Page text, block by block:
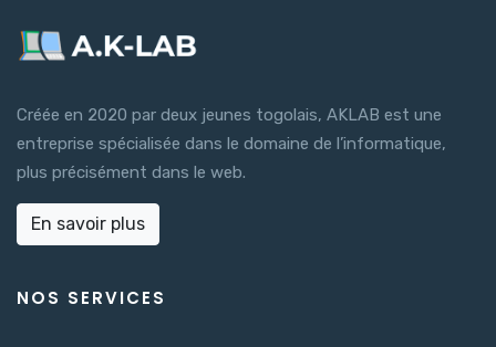
Créée en 2020 par deux jeunes togolais, AKLAB est une
entreprise spécialisée dans le domaine de l’informatique,
plus précisément dans le web.
En savoir plus
NOS SERVICES